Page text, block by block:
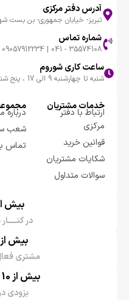
آدرس دفتر مرکزی
تبریز- خیابان جمهوری- بن بست
شماره تماس
35574108 - 041 | 09057912234
ساعت کاری شوروم
شنبه تا چهارشنبه 9 الی 17 ، پنج شنبه 9 الی 14
خدمات مشتریان
ارتباط با دفتر
مرکزی
قوانین خرید
شکایات مشتریان
سوالات متداول
درباره
شعب
تماس
بیش از 35
در
بیش از 50000 نفر
مشتری
بیش از 10 شعبه حضوری
بزودی